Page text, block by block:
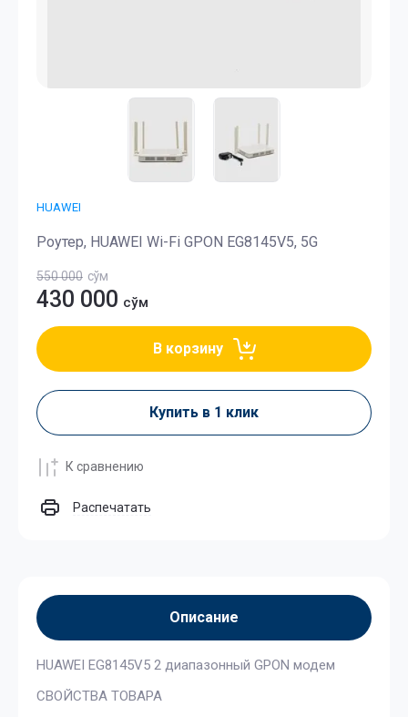
HUAWEI
Роутер, HUAWEI Wi-Fi GPON EG8145V5, 5G
550 000 сўм
430 000 сўм
В корзину
Купить в 1 клик
К сравнению
Распечатать
Описание
HUAWEI EG8145V5 2 диапазонный GPON модем
СВОЙСТВА ТОВАРА